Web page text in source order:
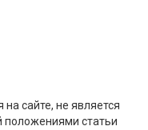
сайте, не является
положениями статьи